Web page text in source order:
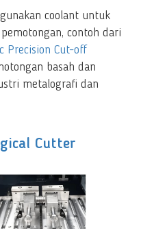
coolant untuk
contoh dari
Precision Cut-off
basah dan
metalografi dan
Cutter